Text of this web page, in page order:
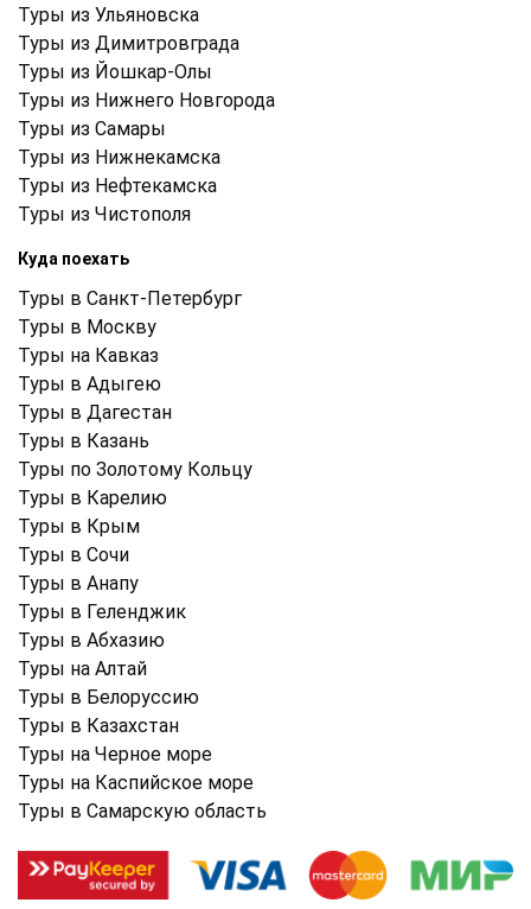
Туры из Ульяновска
Туры из Димитровграда
Туры из Йошкар-Олы
Туры из Нижнего Новгорода
Туры из Самары
Туры из Нижнекамска
Туры из Нефтекамска
Туры из Чистополя
Куда поехать
Туры в Санкт-Петербург
Туры в Москву
Туры на Кавказ
Туры в Адыгею
Туры в Дагестан
Туры в Казань
Туры по Золотому Кольцу
Туры в Карелию
Туры в Крым
Туры в Cочи
Туры в Анапу
Туры в Геленджик
Туры в Абхазию
Туры на Алтай
Туры в Белоруссию
Туры в Казахстан
Туры на Черное море
Туры на Каспийское море
Туры в Самарскую область